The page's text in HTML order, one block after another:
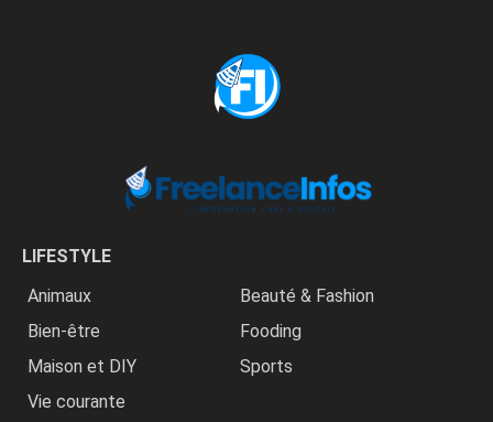
LIFESTYLE
Animaux
Beauté & Fashion
Bien-être
Fooding
Maison et DIY
Sports
Vie courante